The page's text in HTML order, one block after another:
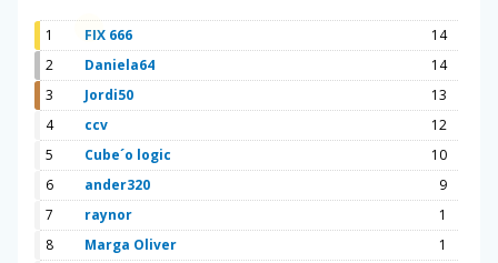
1 FIX 666
14
2
Daniela64
14
3
Jordi50
13
4
ccv
12
5
Cube´o logic
10
6
ander320
9
7
raynor
1
8
Marga Oliver
1